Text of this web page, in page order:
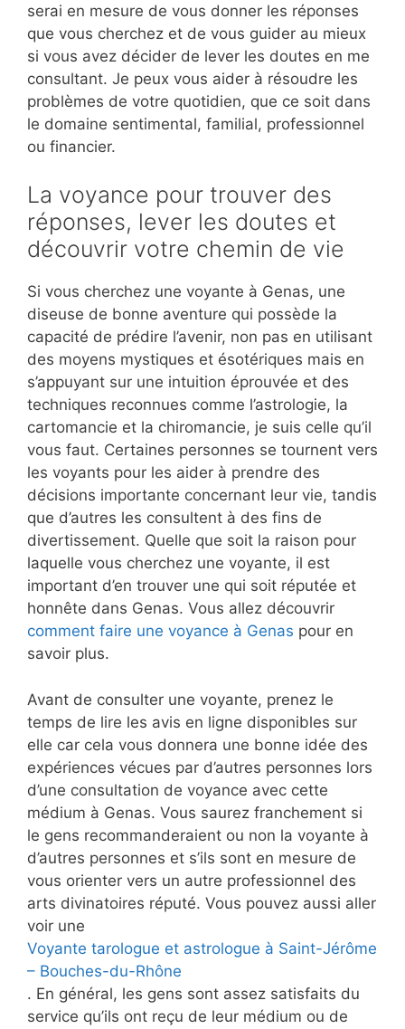
serai en mesure de vous donner les réponses
que vous cherchez et de vous guider au mieux
si vous avez décider de lever les doutes en me
consultant. Je peux vous aider à résoudre les
problèmes de votre quotidien, que ce soit dans
le domaine sentimental, familial, professionnel
ou financier.
La voyance pour trouver des
réponses, lever les doutes et
découvrir votre chemin de vie
Si vous cherchez une voyante à Genas, une
diseuse de bonne aventure qui possède la
capacité de prédire l’avenir, non pas en utilisant
des moyens mystiques et ésotériques mais en
s’appuyant sur une intuition éprouvée et des
techniques reconnues comme l’astrologie, la
cartomancie et la chiromancie, je suis celle qu’il
vous faut. Certaines personnes se tournent vers
les voyants pour les aider à prendre des
décisions importante concernant leur vie, tandis
que d’autres les consultent à des fins de
divertissement. Quelle que soit la raison pour
laquelle vous cherchez une voyante, il est
important d’en trouver une qui soit réputée et
honnête dans Genas. Vous allez découvrir
comment faire une voyance à Genas pour en
savoir plus.
Avant de consulter une voyante, prenez le
temps de lire les avis en ligne disponibles sur
elle car cela vous donnera une bonne idée des
expériences vécues par d’autres personnes lors
d’une consultation de voyance avec cette
médium à Genas. Vous saurez franchement si
le gens recommanderaient ou non la voyante à
d’autres personnes et s’ils sont en mesure de
vous orienter vers un autre professionnel des
arts divinatoires réputé. Vous pouvez aussi aller
voir une
Voyante tarologue et astrologue à Saint-Jérôme
– Bouches-du-Rhône
. En général, les gens sont assez satisfaits du
service qu’ils ont reçu de leur médium ou de